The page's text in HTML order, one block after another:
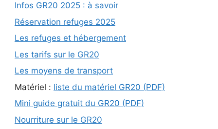
Infos GR20 2025 : à savoir
Réservation refuges 2025
Les refuges et hébergement
Les tarifs sur le GR20
Les moyens de transport
Matériel : liste du matériel GR20 (PDF)
Mini guide gratuit du GR20 (PDF)
Nourriture sur le GR20